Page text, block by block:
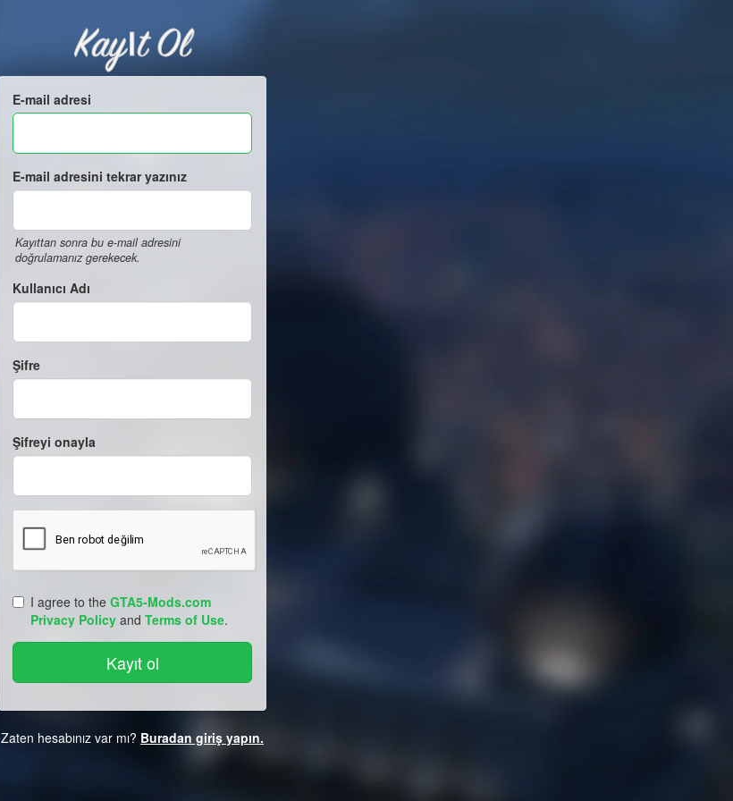
Kayıt Ol
E-mail adresi
E-mail adresini tekrar yazınız
Kayıttan sonra bu e-mail adresini
doğrulamanız gerekecek.
Kullanıcı Adı
Şifre
Şifreyi onayla
I agree to the GTA5-Mods.com
Privacy Policy and Terms of Use.
Zaten hesabınız var mı? Buradan giriş yapın.